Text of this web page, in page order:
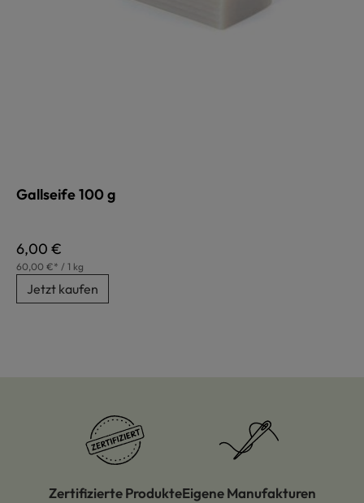
Gallseife 100 g
Regulärer Preis:
6,00 €
60,00 €* / 1 kg
Jetzt kaufen
Zertifizierte ProdukteEigene Manufakturen